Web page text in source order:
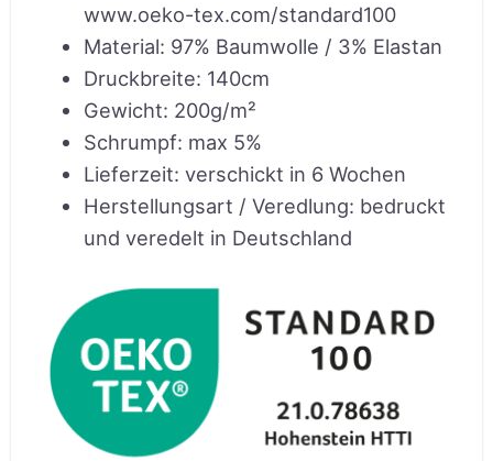
www.oeko-tex.com/standard100
Material: 97% Baumwolle / 3% Elastan
Druckbreite: 140cm
Gewicht: 200g/m²
Schrumpf: max 5%
Lieferzeit: verschickt in 6 Wochen
Herstellungsart / Veredlung: bedruckt
und veredelt in Deutschland